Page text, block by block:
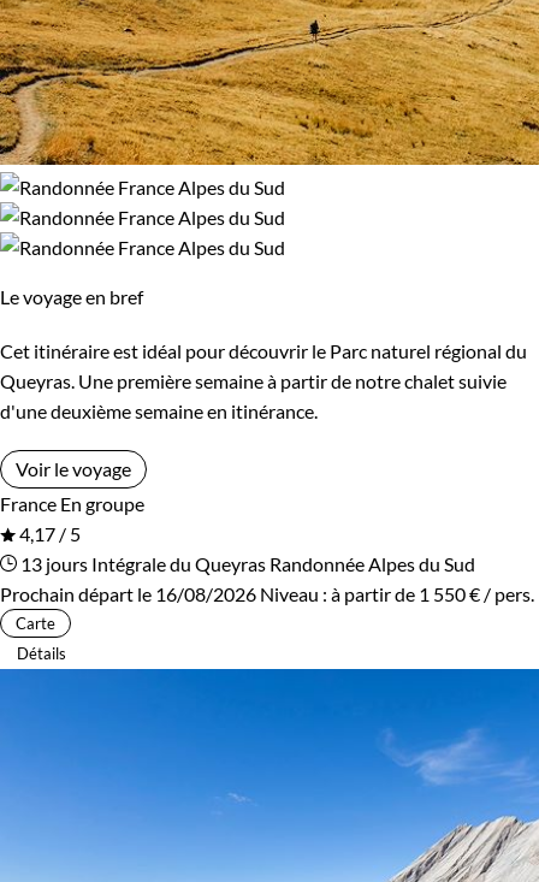
Le voyage en bref
Cet itinéraire est idéal pour découvrir le Parc naturel régional du
Queyras. Une première semaine à partir de notre chalet suivie
d'une deuxième semaine en itinérance.
Voir le voyage
France En groupe
4,17 / 5
13 jours Intégrale du Queyras Randonnée Alpes du Sud
Prochain départ le 16/08/2026 Niveau : à partir de 1 550 € / pers.
Carte
Détails